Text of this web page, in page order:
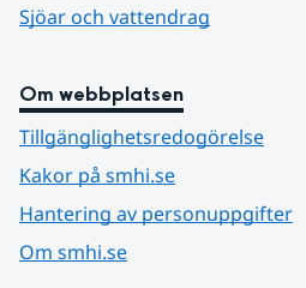
Sjöar och vattendrag
Om webbplatsen
Tillgänglighetsredogörelse
Kakor på smhi.se
Hantering av personuppgifter
Om smhi.se